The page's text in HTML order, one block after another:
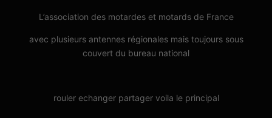
L’association des motardes et motards de France
avec plusieurs antennes régionales mais toujours sous
couvert du bureau national
rouler echanger partager voila le principal